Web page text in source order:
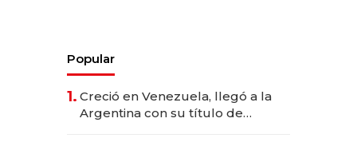
Popular
1. Creció en Venezuela, llegó a la
Argentina con su título de